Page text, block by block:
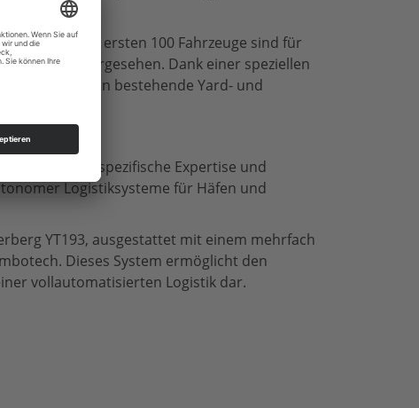
Die ersten 100 Fahrzeuge sind für
vorgesehen. Dank einer speziellen
Fahrzeuge in bestehende Yard- und
Die spezifische Expertise und
Logistiksysteme für Häfen und
YT193, ausgestattet mit einem mehrfach
Dieses System ermöglicht den
vollautomatisierten Logistik dar.